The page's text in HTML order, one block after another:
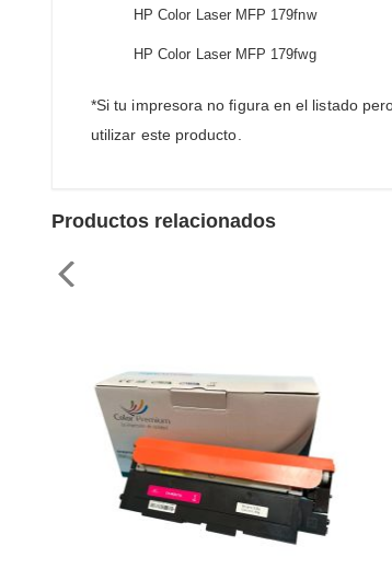
HP Color Laser MFP 179fnw
HP Color Laser MFP 179fwg
*Si tu impresora no figura en el listado
utilizar este producto.
Productos relacionados